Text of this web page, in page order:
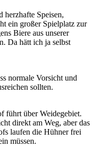
herzhafte Speisen,
ein großer Spielplatz zur
Biere aus unserer
Da hätt ich ja selbst
normale Vorsicht und
sollten.
führt über Weidegebiet.
direkt am Weg, aber das
laufen die Hühner frei
müssen.